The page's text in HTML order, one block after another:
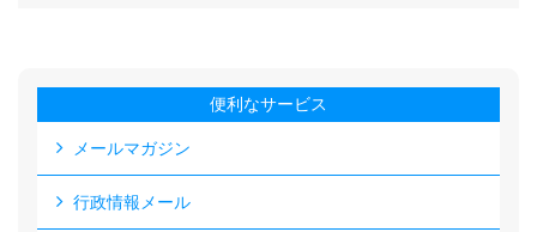
便利なサービス
メールマガジン
行政情報メール